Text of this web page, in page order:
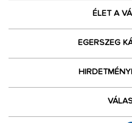
ÉLET A
EGERSZEG